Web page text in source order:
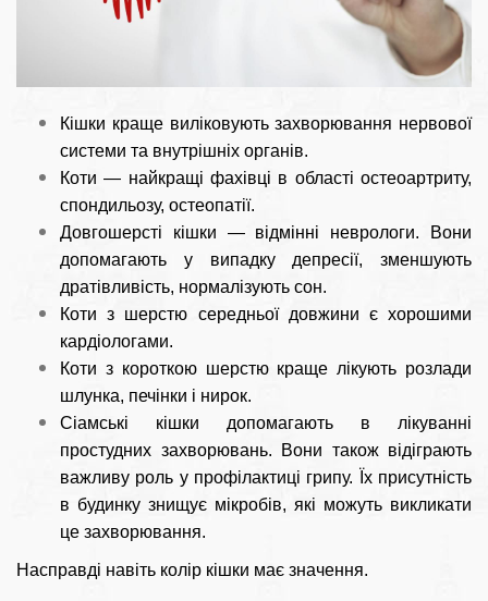
Кішки краще виліковують захворювання нервової
системи та внутрішніх органів.
Коти — найкращі фахівці в області остеоартриту,
спондильозу, остеопатії.
Довгошерсті кішки — відмінні неврологи. Вони
допомагають у випадку депресії, зменшують
дратівливість, нормалізують сон.
Коти з шерстю середньої довжини є хорошими
кардіологами.
Коти з короткою шерстю краще лікують розлади
шлунка, печінки і нирок.
Сіамські кішки допомагають в лікуванні
простудних захворювань. Вони також відіграють
важливу роль у профілактиці грипу. Їх присутність
в будинку знищує мікробів, які можуть викликати
це захворювання.
Насправді навіть колір кішки має значення.